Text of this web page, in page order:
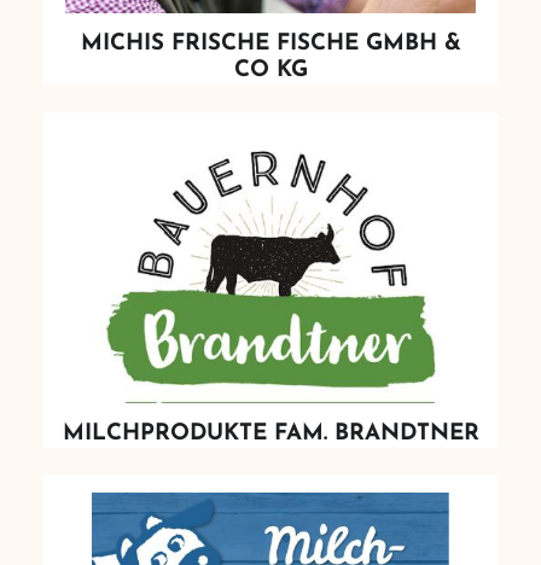
MICHIS FRISCHE FISCHE GMBH &
CO KG
MILCHPRODUKTE FAM. BRANDTNER